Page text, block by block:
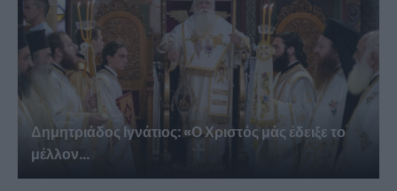
Δημητριάδος Ιγνάτιος: «Ο Χριστός μάς έδειξε το
μέλλον...